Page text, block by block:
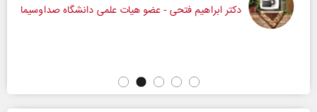
دکتر ابراهیم فتحی - عضو هیات علمی دانشگاه صداوسیما